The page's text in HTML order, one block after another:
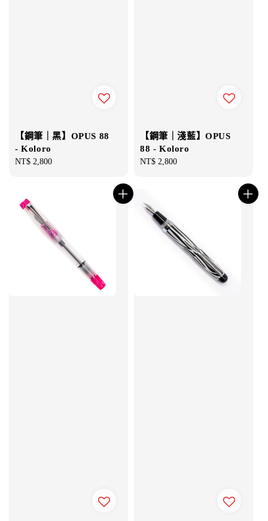
【鋼筆｜黑】OPUS 88
- Koloro
Regular
NT$ 2,800
【鋼筆｜淺藍】OPUS
88 - Koloro
Regular
NT$ 2,800